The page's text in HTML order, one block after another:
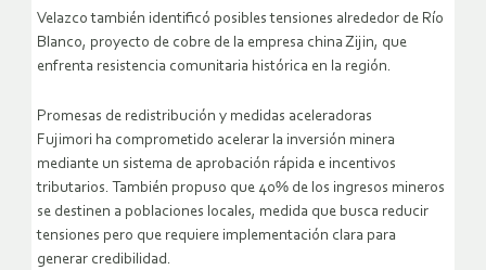
Velazco también identificó posibles tensiones alrededor de Río
Blanco, proyecto de cobre de la empresa china Zijin, que
enfrenta resistencia comunitaria histórica en la región.
Promesas de redistribución y medidas aceleradoras
Fujimori ha comprometido acelerar la inversión minera
mediante un sistema de aprobación rápida e incentivos
tributarios. También propuso que 40% de los ingresos mineros
se destinen a poblaciones locales, medida que busca reducir
tensiones pero que requiere implementación clara para
generar credibilidad.